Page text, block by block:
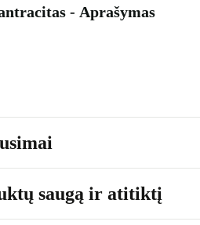
- Aprašymas
saugą ir atitiktį